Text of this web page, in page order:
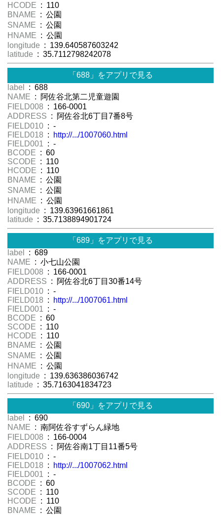
HCODE : 110
BNAME : 公園
SNAME : 公園
HNAME : 公園
longitude : 139.640587603242
latitude : 35.7112798242078
「688」をアプリで見る
label
: 688
NAME : 阿佐谷北第二児童遊園
FIELD008 : 166-0001
ADDRESS : 阿佐谷北6丁目7番8号
FIELD010 : -
FIELD018 :
http://.../1007060.html
FIELD001 : -
BCODE : 60
SCODE : 110
HCODE : 110
BNAME : 公園
SNAME : 公園
HNAME : 公園
longitude : 139.63961661861
latitude : 35.7138894901724
「689」をアプリで見る
label
: 689
NAME : 小七山公園
FIELD008 : 166-0001
ADDRESS : 阿佐谷北6丁目30番14号
FIELD010 : -
FIELD018 :
http://.../1007061.html
FIELD001 : -
BCODE : 60
SCODE : 110
HCODE : 110
BNAME : 公園
SNAME : 公園
HNAME : 公園
longitude : 139.636386036742
latitude : 35.7163041834723
「690」をアプリで見る
label
: 690
NAME : 南阿佐谷すずらん緑地
FIELD008 : 166-0004
ADDRESS : 阿佐谷南1丁目11番5号
FIELD010 : -
FIELD018 :
http://.../1007062.html
FIELD001 : -
BCODE : 60
SCODE : 110
HCODE : 110
BNAME : 公園